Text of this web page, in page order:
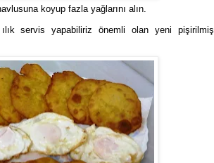
koyup fazla yağlarını alın.
servis yapabiliriz önemli olan yeni pişirilmiş